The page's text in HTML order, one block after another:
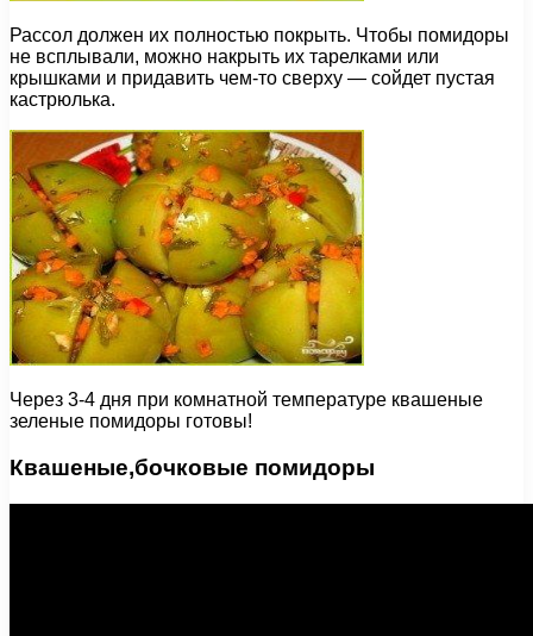
Рассол должен их полностью покрыть. Чтобы помидоры
не всплывали, можно накрыть их тарелками или
крышками и придавить чем-то сверху — сойдет пустая
кастрюлька.
Через 3-4 дня при комнатной температуре квашеные
зеленые помидоры готовы!
Квашеные,бочковые помидоры